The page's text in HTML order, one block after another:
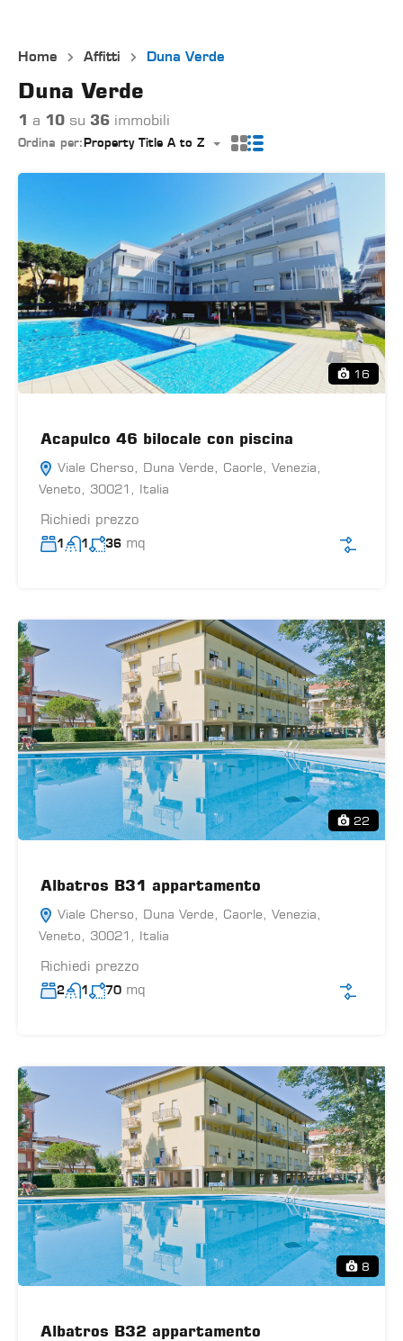
Home Affitti Duna Verde
Duna Verde
1 a 10 su 36 immobili
Ordina per: Property Title A to Z
16
Acapulco 46 bilocale con piscina
Viale Cherso, Duna Verde, Caorle, Venezia,
Veneto, 30021, Italia
Richiedi prezzo
1 1 36 mq
22
Albatros B31 appartamento
Viale Cherso, Duna Verde, Caorle, Venezia,
Veneto, 30021, Italia
Richiedi prezzo
2 1 70 mq
8
Albatros B32 appartamento